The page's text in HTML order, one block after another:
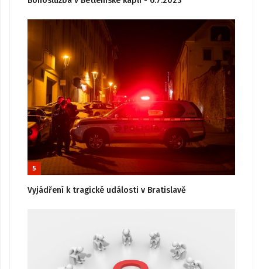
5
Vyjádření k tragické události v Bratislavě